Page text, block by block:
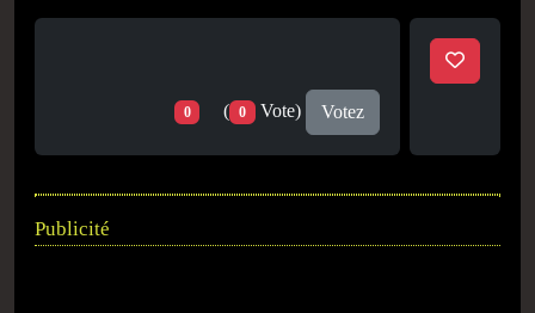
0 ( 0 Vote) Votez
Publicité